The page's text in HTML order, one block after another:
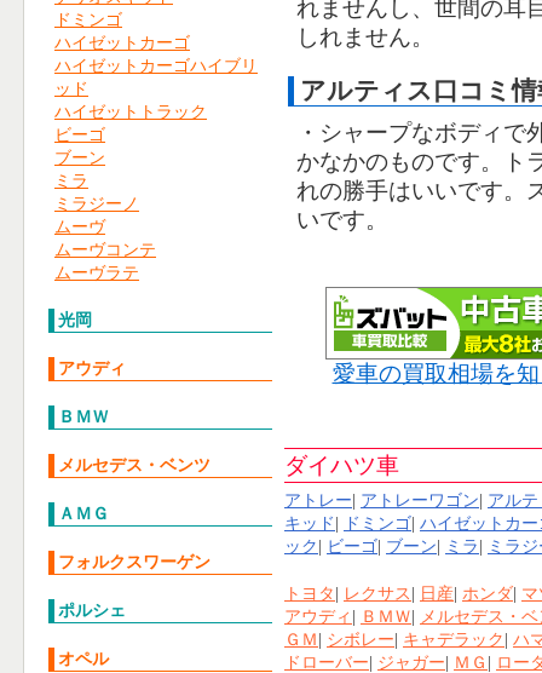
れませんし、世間の耳
しれません。
アルティス口コミ情
・シャープなボディで
かなかのものです。ト
れの勝手はいいです。
いです。
愛車の買取相場を
ダイハツ車
アトレー アトレーワゴン アル
キッド
ドミンゴ ハイゼットカー
ック
ビーゴ ブーン ミラ ミラ
トヨタ レクサス 日産 ホンダ
アウディ
ＢＭＷ
メルセデス・
ＧＭ
シボレー キャデラック ハ
ドローバー ジャガー ＭＧ
ロー
ドミンゴ
ハイゼットカーゴ
ハイゼットカーゴハイブリ
ッド
ハイゼットトラック
ビーゴ
ブーン
ミラ
ミラジーノ
ムーヴ
ムーヴコンテ
ムーヴラテ
光岡
アウディ
ＢＭＷ
メルセデス・ベンツ
ＡＭＧ
フォルクスワーゲン
ポルシェ
オペル